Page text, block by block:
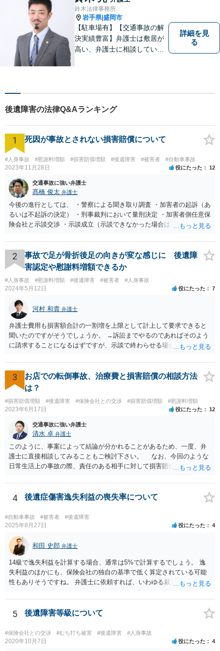
理解しやすい対応を心がけて
います。【土日祝・時間外対
応可】
鈴木法律事務所
岩手県|盛岡市
【駐車場有】【交通事故の解
決実績豊富】弁護士は敷居が
高い、弁護士に相談していい
を目指しています。どんなこ
い。
詳細を見
る
後遺障害の法律Q&Aランキング
1 死因が事故とされない損害賠償について
#人身事故 #慰謝料増額 #損害賠償増額 #後遺障害 #被害者 #自動車事故
2023年11月28日 役にたった 12
交通事故に強い弁護士
髙橋 俊太 弁護士
今後の進行としては、 ・警察による聞き取り調査 ・加害者の起訴（あ
るいは不起訴の決定） ・刑事裁判において量刑決定 ・加害者側任意保
険会社と示談交渉 ・示談成立（示談できなかった場合は裁判） となり
加害者に対する処罰感情など尋ねられるはずですので、率直にお答え
になるとよいと思います。
2
事故で足が骨折後足の向きが変な感じに 後遺障
害認定や慰謝料増額できるか
#人身事故 #慰謝料増額 #後遺障害 #被害者 #人身事故
2024年5月12日 役にたった 7
河村 和貴 弁護士
弁護士費用も損害額合計の一割増を上限として計上して要求できると
聞いたのですがそうでしょうか。 →訴訟までやるのであればそのよう
に請求することになるはずですが、示談で終わらせる場合には、そこ
ならほとんど充足できるか多くが返ってくるイメージなので頼むのも
いいかなと思うのですが。 →LAC基準でもそうかもしれませんし、交
通事故事案ではより定額の費用としている法律事務所も多いように思
います。費用面も含めて、弁護士さんを検討してみるとよいかもしれ
ませんね。 かなり具体的な話も多くなっているので、法律事務所に問
い合わせてみるとよいと思います。
3
お店での転倒事故、治療費と損害賠償の相談方法
は？
#損害賠償増額 #後遺障害 #保険会社との交渉 #損害賠償増額 #慰謝料増額
2023年6月17日 役にたった 12
交通事故に強い弁護士
清水 卓 弁護士
このように、事案によって結論が分かれることがあるため、一度、弁
護士に直接相談してみることもご検討下さい。 なお、今回のような
日常生活上の事故の際、責任のある相手に対して損害賠償請求する際
す（ご自宅の火災保険や自動車の任意保険等を確認してみて下さい。
加入したつもりがなくても、確認してみたら付いていたということが
4 後遺症傷害逸失利益の喪失率について
#自動車事故 #被害者 #後遺障害
2025年8月27日 役にたった 4
和田 史郎 弁護士
14級で逸失利益を計算する場合、通常は5%で計算するでしょう。 逸
失利益のほかにも、保険会社の独自の基準で低く算定されている可能
性もありそうですね。 弁護士に依頼すれば、いわゆる裁判基準程度の
5 後遺障害等級について
#保険会社との交渉 #むち打ち被害 #後遺障害 #人身事故
2020年10月7日 役にたった 4